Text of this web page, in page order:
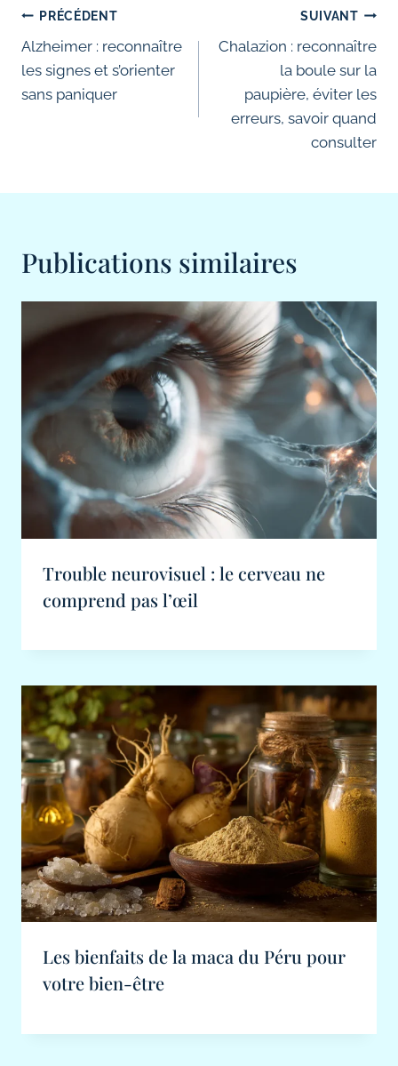
Navigation
de
l’article
PRÉCÉDENT
Alzheimer : reconnaître
les signes et s’orienter
sans paniquer
SUIVANT
Chalazion : reconnaître
la boule sur la
paupière, éviter les
erreurs, savoir quand
consulter
Publications similaires
Trouble neurovisuel : le cerveau ne
comprend pas l’œil
Les bienfaits de la maca du Péru pour
votre bien-être